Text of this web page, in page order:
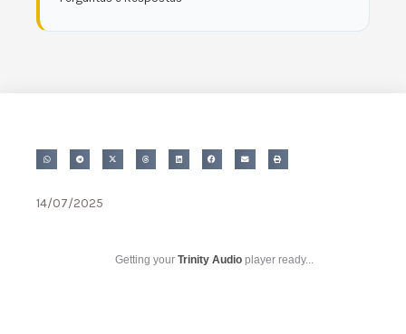
14/07/2025
Getting your Trinity Audio player ready...